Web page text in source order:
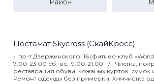
Район
Постамат Skycross (СкайКросс)
пр-т Дзержинского, 16 (фитнес-клуб «World
7:00-23:00 сб.-вс.: 9:00-21:00
Чистка,
реставрация обуви, кожаных курток, сумок
Ремонт одежды без примерки. Химчистка